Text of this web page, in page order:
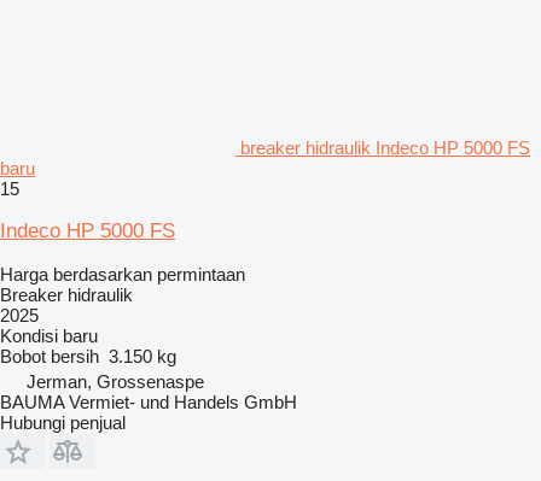
breaker hidraulik Indeco HP 5000 FS
baru
15
Indeco HP 5000 FS
Harga berdasarkan permintaan
Breaker hidraulik
2025
Kondisi baru
Bobot bersih 3.150 kg
Jerman, Grossenaspe
BAUMA Vermiet- und Handels GmbH
Hubungi penjual